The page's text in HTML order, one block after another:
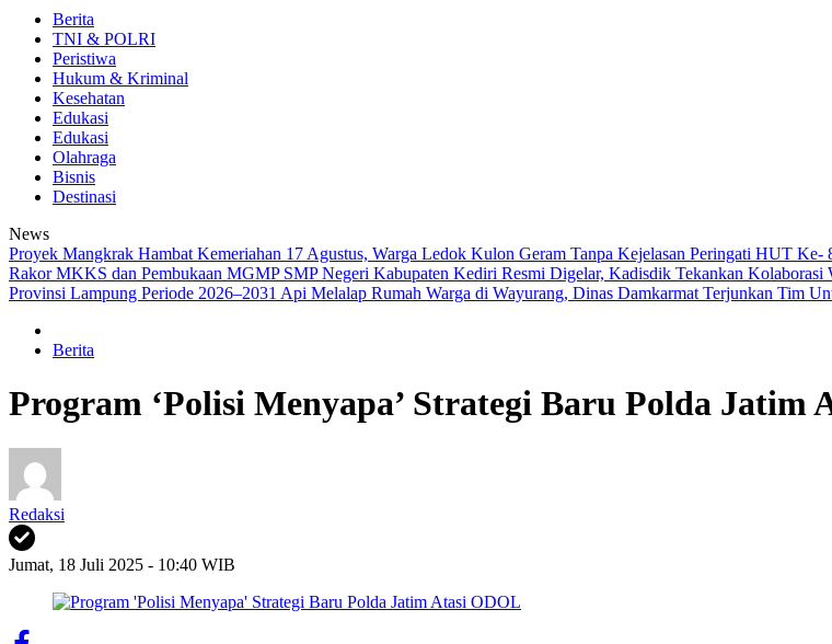
Berita
TNI & POLRI
Peristiwa
Hukum & Kriminal
Kesehatan
Edukasi
Edukasi
Olahraga
Bisnis
Destinasi
News
‎Proyek Mangkrak Hambat Kemeriahan 17 Agustus, Warga Ledok Kulon Geram Tanpa Kejelasan Peringati HUT Ke-
Rakor MKKS dan Pembukaan MGMP SMP Negeri Kabupaten Kediri Resmi Digelar, Kadisdik Tekankan Kolaborasi
Provinsi Lampung Periode 2026–2031 Api Melalap Rumah Warga di Wayurang, Dinas Damkarmat Terjunkan Tim
Berita
Program ‘Polisi Menyapa’ Strategi Baru Polda Jatim
Redaksi
Jumat, 18 Juli 2025 - 10:40 WIB